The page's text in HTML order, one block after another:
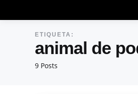
9 Posts
ETIQUETA:
animal de